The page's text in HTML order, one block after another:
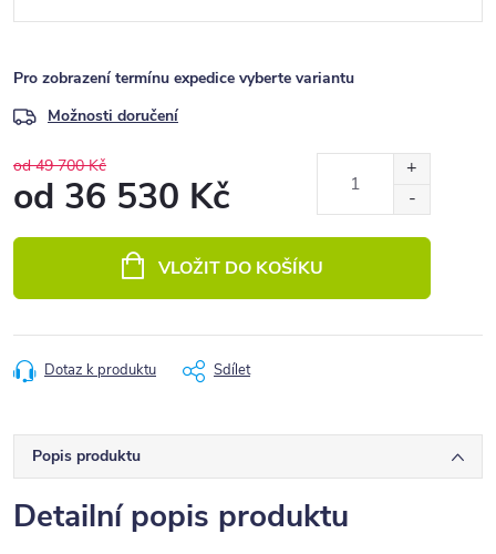
Pro zobrazení termínu expedice vyberte variantu
Možnosti doručení
od 49 700 Kč
od 36 530 Kč
VLOŽIT DO KOŠÍKU
Dotaz k produktu Sdílet
Popis produktu
Detailní popis produktu